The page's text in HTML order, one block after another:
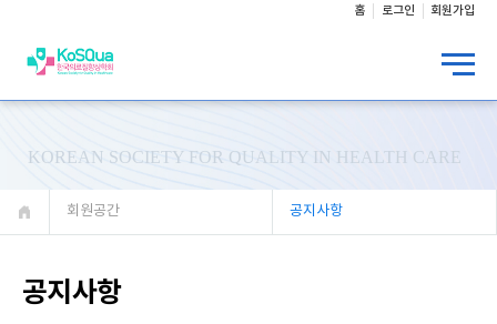
홈 로그인 회원가입
KOREAN SOCIETY FOR QUALITY IN HEALTH CARE
회원공간 공지사항
공지사항